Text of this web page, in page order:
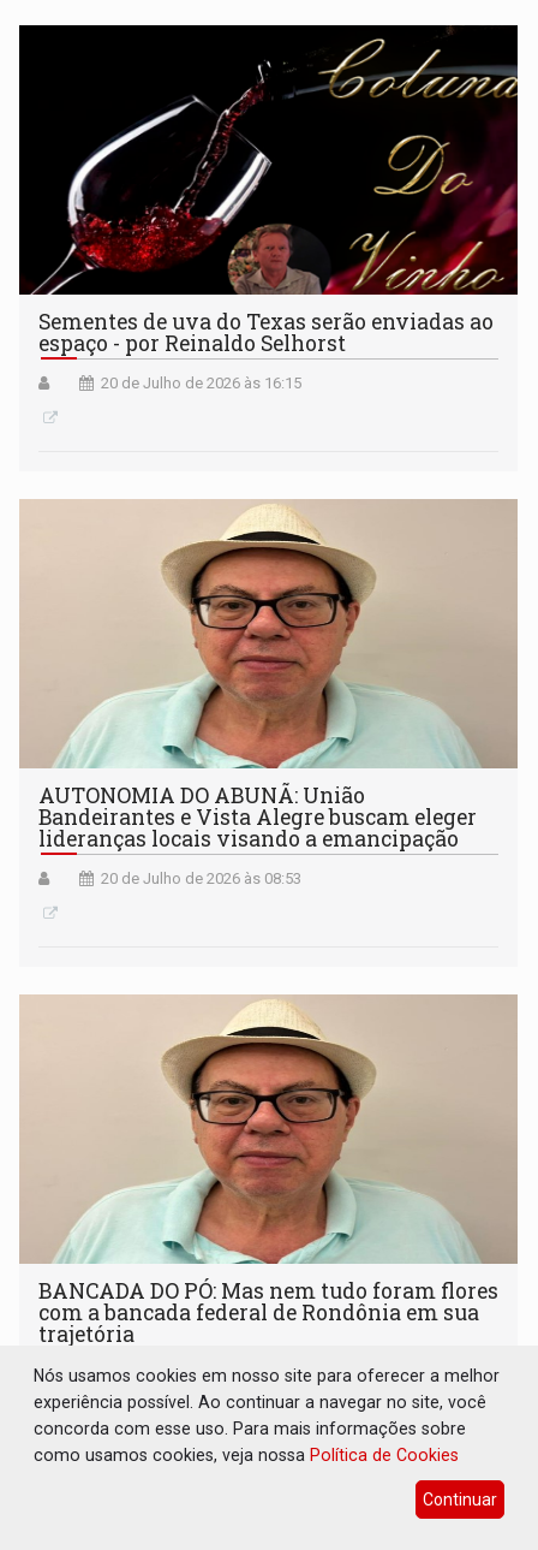
Sementes de uva do Texas serão enviadas ao
espaço - por Reinaldo Selhorst
20 de Julho de 2026 às 16:15
AUTONOMIA DO ABUNÃ: União
Bandeirantes e Vista Alegre buscam eleger
lideranças locais visando a emancipação
20 de Julho de 2026 às 08:53
BANCADA DO PÓ: Mas nem tudo foram flores
com a bancada federal de Rondônia em sua
trajetória
17 de Julho de 2026 às 10:04
Nós usamos cookies em nosso site para oferecer a melhor
experiência possível. Ao continuar a navegar no site, você
concorda com esse uso. Para mais informações sobre
como usamos cookies, veja nossa Política de Cookies
Continuar